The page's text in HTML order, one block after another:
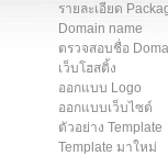
รายละเอียด
Domain name
ตรวจสอบชื่อ
เว็บโฮสติ้ง
ออกแบบ Logo
ออกแบบเว็บไซต์
ตัวอย่าง Template
Template มาใหม่